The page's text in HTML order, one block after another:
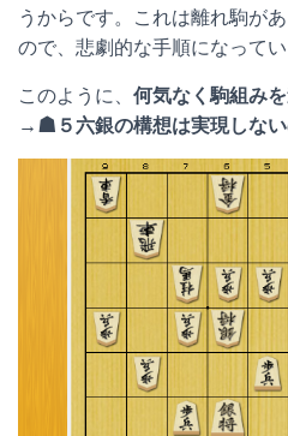
うからです。これは離れ駒が
ので、悲劇的な手順になってい
このように、 何気なく駒組み
→☗５六銀の構想は実現しない